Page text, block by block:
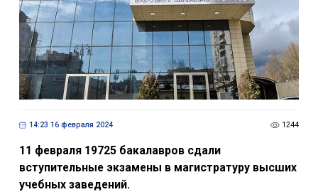
14:23 16 февраля 2024 1244
11 февраля 19725 бакалавров сдали
вступительные экзамены в магистратуру высших
учебных заведений.